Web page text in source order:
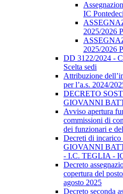
IC
2025/2026
2025/2026
DD 3122/2024 -
Scelta sedi
Attribuzione
per l’a.s. 2024/
DECRETO
GIOVANNI
Avviso apertura
commissioni di
dei funzionari e
Decreti di
GIOVANNI
- I.C. TEGLIA -
Decreto
copertura del
agosto 2025
Decreto seconda